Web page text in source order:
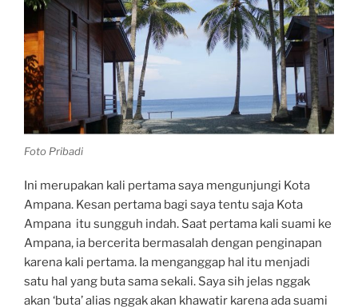
Foto Pribadi
Ini merupakan kali pertama saya mengunjungi Kota
Ampana. Kesan pertama bagi saya tentu saja Kota
Ampana itu sungguh indah. Saat pertama kali suami ke
Ampana, ia bercerita bermasalah dengan penginapan
karena kali pertama. Ia menganggap hal itu menjadi
satu hal yang buta sama sekali. Saya sih jelas nggak
akan ‘buta’ alias nggak akan khawatir karena ada suami